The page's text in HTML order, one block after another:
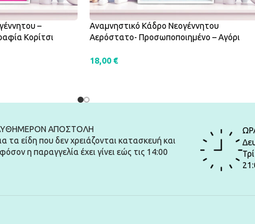
–
Κορίτσι
Αναμνηστικό Κάδρο Νεογέννητου
Αερόστατο- Προσωποποιημένο – Αγόρι
18,00 €
ΑΠΟΣΤΟΛΗ
τα είδη που δεν χρειάζονται κατασκευή και
η παραγγελία έχει γίνει εώς τις 14:00